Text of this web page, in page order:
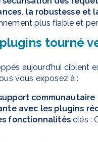
la robustesse et
plus fiable et
tourné
aujourd’hui ciblent
vous exposez à :
communautaire
avec les plugins
fonctionnalitésclés :